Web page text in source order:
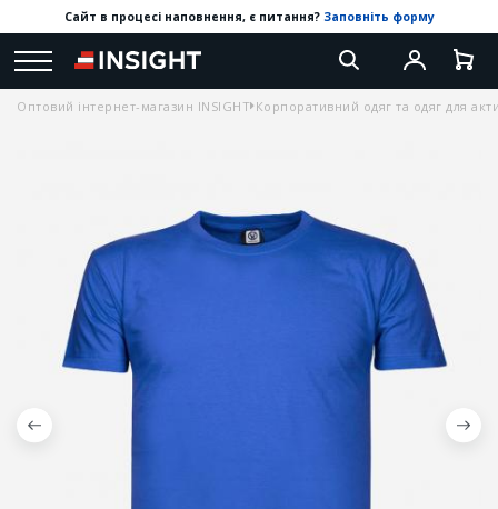
Сайт в процесі наповнення, є питання? Заповніть форму
Оптовий інтернет-магазин INSIGHT Корпоративний одяг та одяг для